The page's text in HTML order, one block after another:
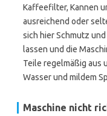
Kaffeefilter, Kannen
ausreichend oder
sich hier Schmutz
lassen und die
Teile regelmäßig aus
Wasser und mildem
Maschine nicht